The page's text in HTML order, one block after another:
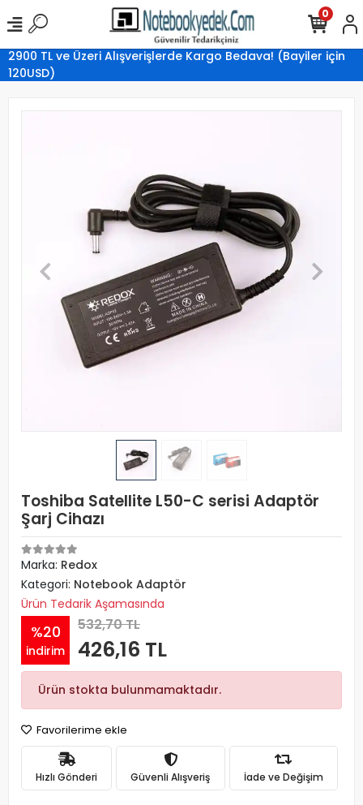
2900 TL ve Üzeri Alışverişlerde Kargo Bedava! (Bayiler için
120USD)
0
Toshiba Satellite L50-C serisi Adaptör
Şarj Cihazı
Marka: Redox
Kategori: Notebook Adaptör
Ürün Tedarik Aşamasında
%20
indirim
532,70 TL
426,16 TL
Ürün stokta bulunmamaktadır.
Favorilerime ekle
Hızlı Gönderi Güvenli Alışveriş İade ve Değişim